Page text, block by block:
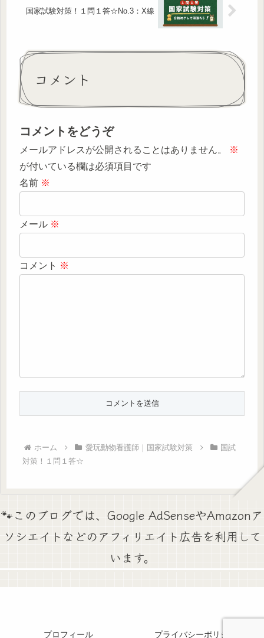
国家試験対策！１問１答☆No.3：X線
コメント
コメントをどうぞ
メールアドレスが公開されることはありません。
※
が付いている欄は必須項目です
名前 ※
メール ※
コメント ※
ホーム 愛玩動物看護師｜国家試験対策
国試
対策！１問１答☆
🐾このブログでは、Google AdSenseやAmazonア
ソシエイトなどのアフィリエイト広告を利用して
います。
プロフィール プライバシーポリシー